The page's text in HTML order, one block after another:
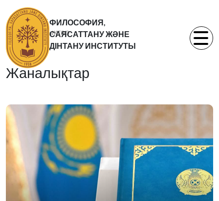
ФИЛОСОФИЯ,
САЯСАТТАНУ ЖӘНЕ
ДІНТАНУ ИНСТИТУТЫ
Басты бет
Жаналықтар
Статьи
Жаналықтар